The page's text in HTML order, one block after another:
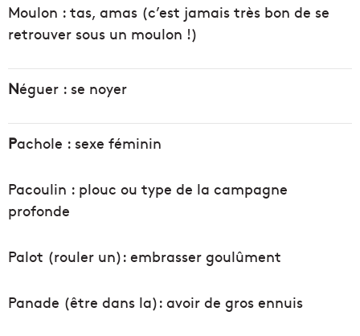
Moulon : tas, amas (c’est jamais très bon de se
retrouver sous un moulon !)
Néguer : se noyer
Pachole : sexe féminin
Pacoulin : plouc ou type de la campagne
profonde
Palot (rouler un): embrasser goulûment
Panade (être dans la): avoir de gros ennuis